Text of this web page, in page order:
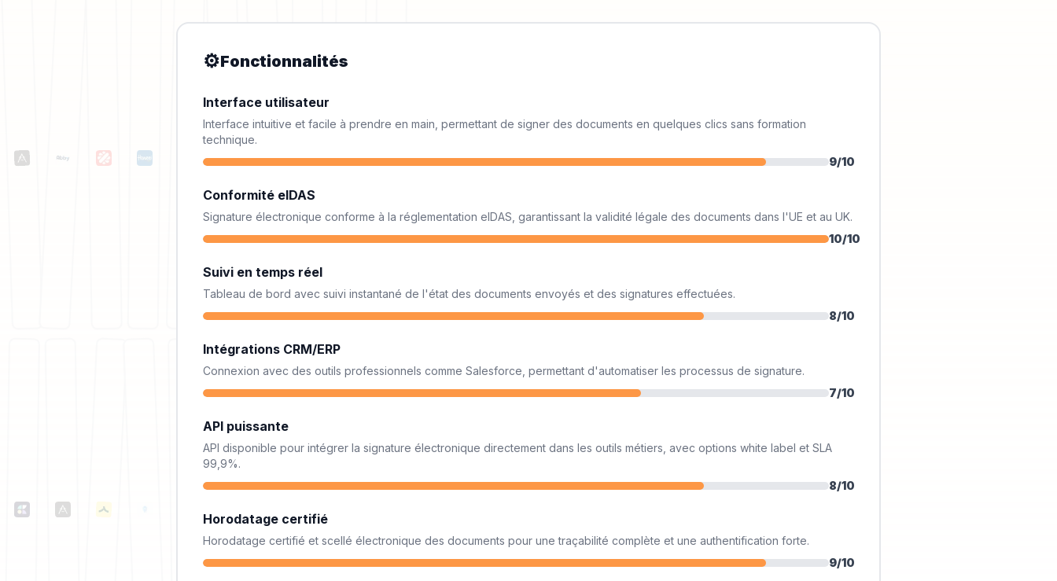
⚙️Fonctionnalités
Interface utilisateur
Interface intuitive et facile à prendre en main, permettant de signer des documents en quelques clics sans formation
technique.
9/10
Conformité eIDAS
Signature électronique conforme à la réglementation eIDAS, garantissant la validité légale des documents dans l'UE et au UK.
10/10
Suivi en temps réel
Tableau de bord avec suivi instantané de l'état des documents envoyés et des signatures effectuées.
8/10
Intégrations CRM/ERP
Connexion avec des outils professionnels comme Salesforce, permettant d'automatiser les processus de signature.
7/10
API puissante
API disponible pour intégrer la signature électronique directement dans les outils métiers, avec options white label et SLA
99,9%.
8/10
Horodatage certifié
Horodatage certifié et scellé électronique des documents pour une traçabilité complète et une authentification forte.
9/10